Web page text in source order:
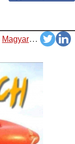
Magyar Napiszar